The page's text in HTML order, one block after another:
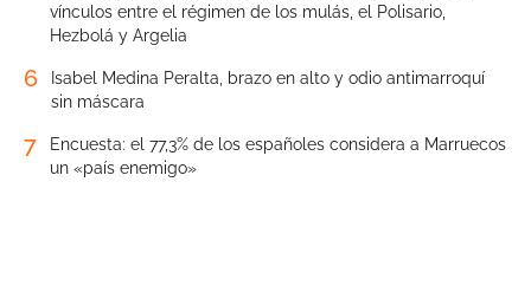
vínculos entre el régimen de los mulás, el Polisario,
Hezbolá y Argelia
6
Isabel Medina Peralta, brazo en alto y odio antimarroquí
sin máscara
7
Encuesta: el 77,3% de los españoles considera a Marruecos
un «país enemigo»